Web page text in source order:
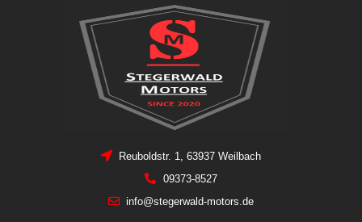
Reuboldstr. 1, 63937 Weilbach
09373-8527
info@stegerwald-motors.de